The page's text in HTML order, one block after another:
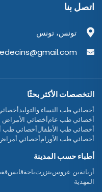
اتصل بنا
تونس، تونس
التخصصات الأكثر بحثًا
أخصائي طب النساء والتوليد
أخصائي طب عامأخصائي الأمراض
أخصائي طب الأطفالأخصائي طب
أخصائي طب الأورامأخصائي
أطباء حسب المدينة
أريانةبن عروسبنزرتباجةقابس
المهدية